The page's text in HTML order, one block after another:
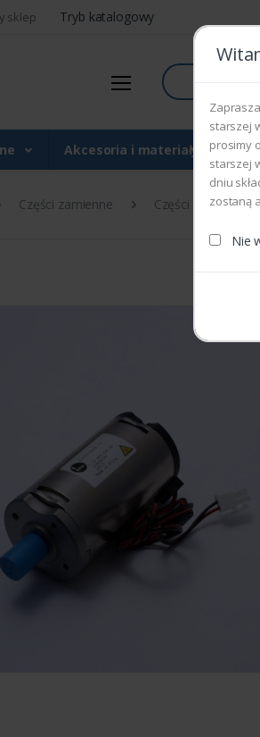
sklep Tryb katalogowy
Szukaj
Akcesoria i materiały
starszej
prosimy
starszej
dniu
zostaną
Nie
Części zamienne Części do